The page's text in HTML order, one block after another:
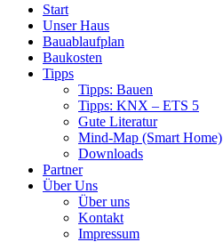
Start
Unser Haus
Bauablaufplan
Baukosten
Tipps
Tipps: Bauen
Tipps: KNX – ETS 5
Gute Literatur
Mind-Map (Smart Home)
Downloads
Partner
Über Uns
Über uns
Kontakt
Impressum